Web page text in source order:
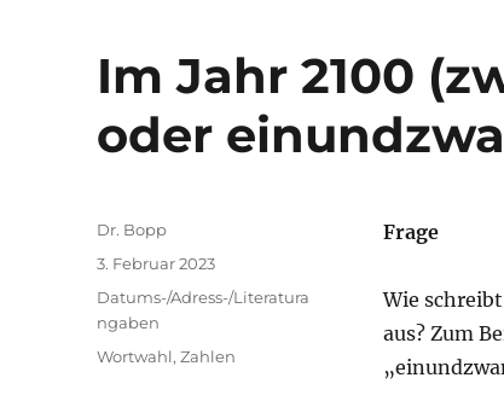
Im Jahr 2100
oder
Frage
Wie
aus? Zum
Autor
Dr. Bopp
Veröffentlicht
3. Februar 2023
Kategorien
Datums-/Adress-/Literatura
ngaben
Schlagwörter
Wortwahl,Zahlen